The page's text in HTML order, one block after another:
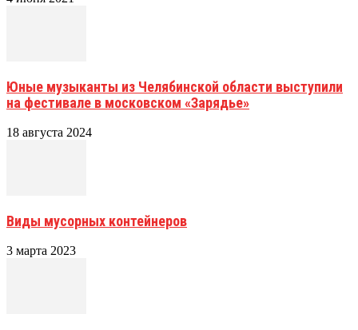
Юные музыканты из Челябинской области выступили
на фестивале в московском «Зарядье»
18 августа 2024
Виды мусорных контейнеров
3 марта 2023